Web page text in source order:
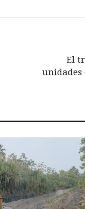
El
unidades